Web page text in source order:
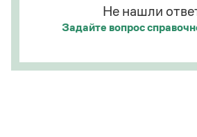
Не нашли
Задайте вопрос